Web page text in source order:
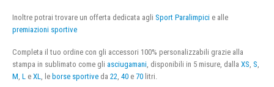
Inoltre potrai trovare un offerta dedicata agli Sport Paralimpici e alle
premiazioni sportive
Completa il tuo ordine con gli accessori 100% personalizzabili grazie alla
stampa in sublimato come gli asciugamani , disponibili in 5 misure, dalla XS S
M L e XL , le borse sportive da 22 40 e 70 litri.